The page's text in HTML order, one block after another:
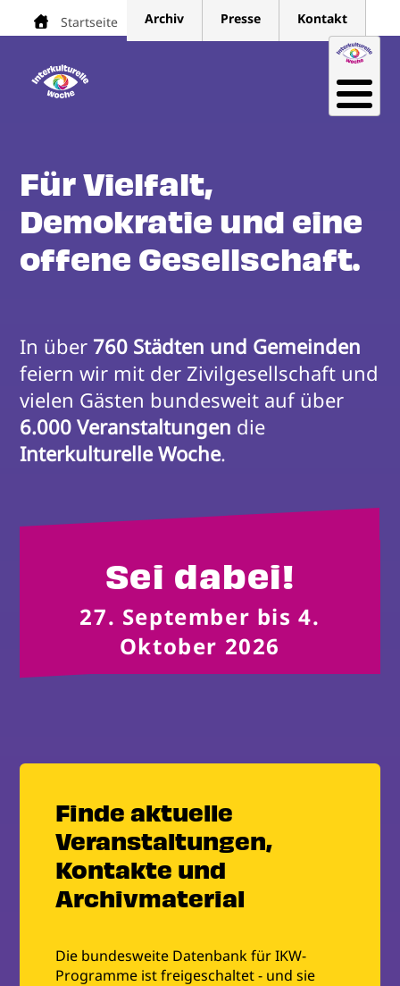
Direkt
Pfadnavigation
Startseite Archiv Presse Kontakt
Für Vielfalt,
Demokratie und eine
offene Gesellschaft.
In über 760 Städten und Gemeinden
feiern wir mit der Zivilgesellschaft und
6.000 Veranstaltungen
Interkulturelle Woche.
Sei dabei!
27. September bis 4.
Oktober 2026
Finde aktuelle
Veranstaltungen,
Kontakte und
Archivmaterial
Die bundesweite Datenbank für IKW-
Programme ist freigeschaltet - und sie